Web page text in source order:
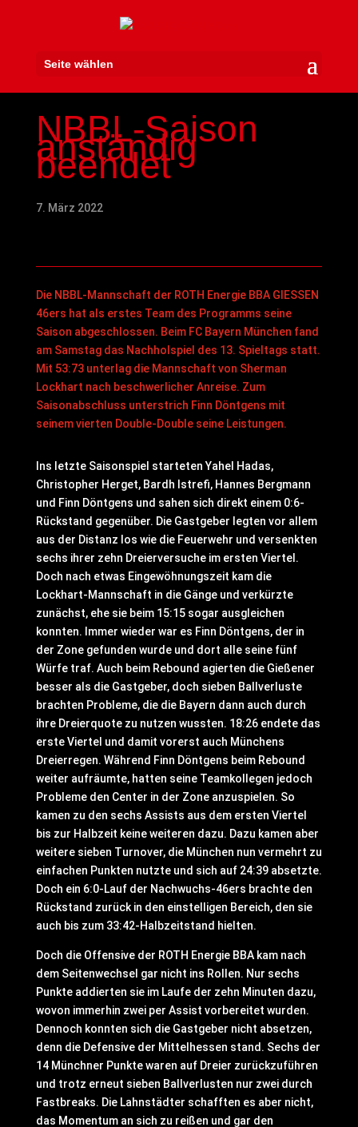
Seite wählen
NBBL-Saison
anständig
beendet
7. März 2022
Die NBBL-Mannschaft der ROTH Energie BBA GIESSEN
46ers hat als erstes Team des Programms seine
Saison abgeschlossen. Beim FC Bayern München fand
am Samstag das Nachholspiel des 13. Spieltags statt.
Mit 53:73 unterlag die Mannschaft von Sherman
Lockhart nach beschwerlicher Anreise. Zum
Saisonabschluss unterstrich Finn Döntgens mit
seinem vierten Double-Double seine Leistungen.
Ins letzte Saisonspiel starteten Yahel Hadas,
Christopher Herget, Bardh Istrefi, Hannes Bergmann
und Finn Döntgens und sahen sich direkt einem 0:6-
Rückstand gegenüber. Die Gastgeber legten vor allem
aus der Distanz los wie die Feuerwehr und versenkten
sechs ihrer zehn Dreierversuche im ersten Viertel.
Doch nach etwas Eingewöhnungszeit kam die
Lockhart-Mannschaft in die Gänge und verkürzte
zunächst, ehe sie beim 15:15 sogar ausgleichen
konnten. Immer wieder war es Finn Döntgens, der in
der Zone gefunden wurde und dort alle seine fünf
Würfe traf. Auch beim Rebound agierten die Gießener
besser als die Gastgeber, doch sieben Ballverluste
brachten Probleme, die die Bayern dann auch durch
ihre Dreierquote zu nutzen wussten. 18:26 endete das
erste Viertel und damit vorerst auch Münchens
Dreierregen. Während Finn Döntgens beim Rebound
weiter aufräumte, hatten seine Teamkollegen jedoch
Probleme den Center in der Zone anzuspielen. So
kamen zu den sechs Assists aus dem ersten Viertel
bis zur Halbzeit keine weiteren dazu. Dazu kamen aber
weitere sieben Turnover, die München nun vermehrt zu
einfachen Punkten nutzte und sich auf 24:39 absetzte.
Doch ein 6:0-Lauf der Nachwuchs-46ers brachte den
Rückstand zurück in den einstelligen Bereich, den sie
auch bis zum 33:42-Halbzeitstand hielten.
Doch die Offensive der ROTH Energie BBA kam nach
dem Seitenwechsel gar nicht ins Rollen. Nur sechs
Punkte addierten sie im Laufe der zehn Minuten dazu,
wovon immerhin zwei per Assist vorbereitet wurden.
Dennoch konnten sich die Gastgeber nicht absetzen,
denn die Defensive der Mittelhessen stand. Sechs der
14 Münchner Punkte waren auf Dreier zurückzuführen
und trotz erneut sieben Ballverlusten nur zwei durch
Fastbreaks. Die Lahnstädter schafften es aber nicht,
das Momentum an sich zu reißen und gar den